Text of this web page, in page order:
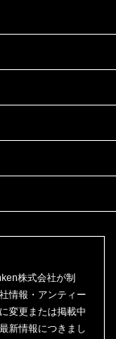
株式会社が制
情報・アンティー
変更または掲載中
新情報につきまし